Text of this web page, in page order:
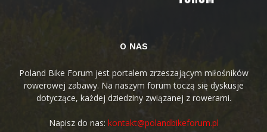
O NAS
Poland Bike Forum jest portalem zrzeszającym miłośników
rowerowej zabawy. Na naszym forum toczą się dyskusje
dotyczące, każdej dziedziny związanej z rowerami.
Napisz do nas: kontakt@polandbikeforum.pl